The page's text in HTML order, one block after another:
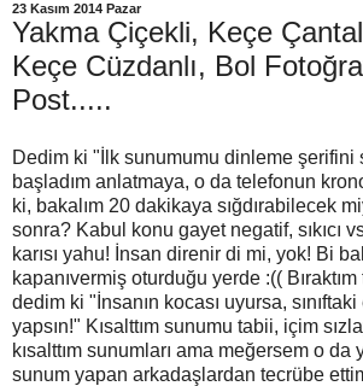
23 Kasım 2014 Pazar
Yakma Çiçekli, Keçe
Keçe Cüzdanlı, Bol
Post.....
Dedim ki "İlk sunumumu dinleme şerifini
başladım anlatmaya, o da telefonun
ki, bakalım 20 dakikaya sığdırabilecek
sonra? Kabul konu gayet negatif, sıkıcı
karısı yahu! İnsan direnir di mi, yok! Bi
kapanıvermiş oturduğu yerde :((
dedim ki "İnsanın kocası uyursa,
yapsın!" Kısalttım sunumu tabii, içim
kısalttım sunumları ama meğersem o da
sunum yapan arkadaşlardan tecrübe